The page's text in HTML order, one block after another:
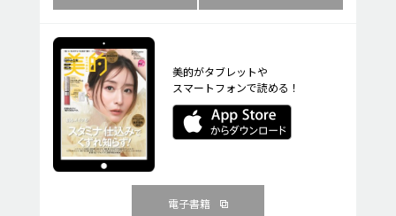
美的がタブレットや
スマートフォンで読める！
電子書籍